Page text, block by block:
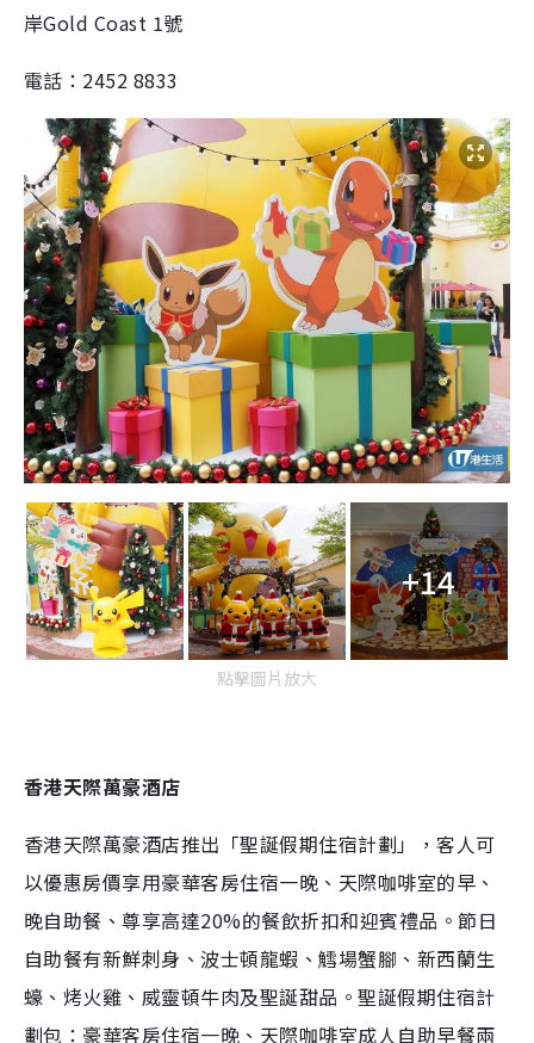
岸Gold Coast 1號
電話：2452 8833
+14
點擊圖片放大
香港天際萬豪酒店
香港天際萬豪酒店推出「聖誕假期住宿計劃」，客人可
以優惠房價享用豪華客房住宿一晚、天際咖啡室的早、
晚自助餐、尊享高達20%的餐飲折扣和迎賓禮品。節日
自助餐有新鮮刺身、波士頓龍蝦、鱈場蟹腳、新西蘭生
蠔、烤火雞、威靈頓牛肉及聖誕甜品。聖誕假期住宿計
劃包：豪華客房住宿一晚、天際咖啡室成人自助早餐兩